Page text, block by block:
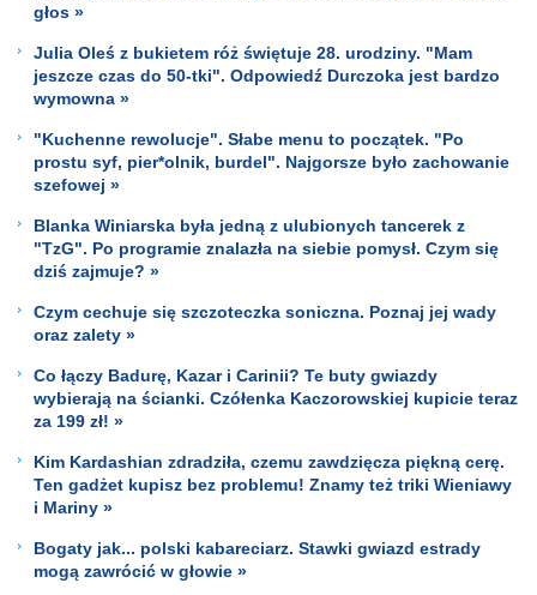
głos »
Julia Oleś z bukietem róż świętuje 28. urodziny. "Mam
jeszcze czas do 50-tki". Odpowiedź Durczoka jest bardzo
wymowna »
"Kuchenne rewolucje". Słabe menu to początek. "Po
prostu syf, pier*olnik, burdel". Najgorsze było zachowanie
szefowej »
Blanka Winiarska była jedną z ulubionych tancerek z
"TzG". Po programie znalazła na siebie pomysł. Czym się
dziś zajmuje? »
Czym cechuje się szczoteczka soniczna. Poznaj jej wady
oraz zalety »
Co łączy Badurę, Kazar i Carinii? Te buty gwiazdy
wybierają na ścianki. Czółenka Kaczorowskiej kupicie teraz
za 199 zł! »
Kim Kardashian zdradziła, czemu zawdzięcza piękną cerę.
Ten gadżet kupisz bez problemu! Znamy też triki Wieniawy
i Mariny »
Bogaty jak... polski kabareciarz. Stawki gwiazd estrady
mogą zawrócić w głowie »